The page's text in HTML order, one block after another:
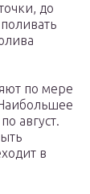
до
по мере
август.
в